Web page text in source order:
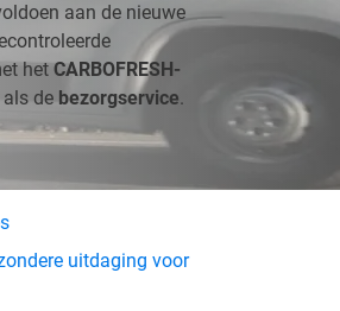
aan de nieuwe
hetCARBOFRESH-
als de bezorgservice.
uitdaging voor